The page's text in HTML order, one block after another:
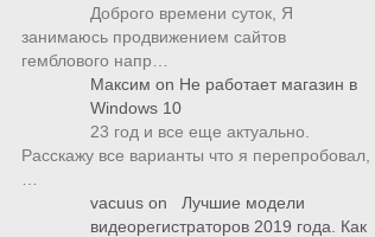
Доброго времени суток, Я
занимаюсь продвижением сайтов
гемблового напр…
Максим on Не работает магазин в
Windows 10
23 год и все еще актуально.
Расскажу все варианты что я перепробовал,
vacuus on
Лучшие модели
видеорегистраторов 2019 года. Как